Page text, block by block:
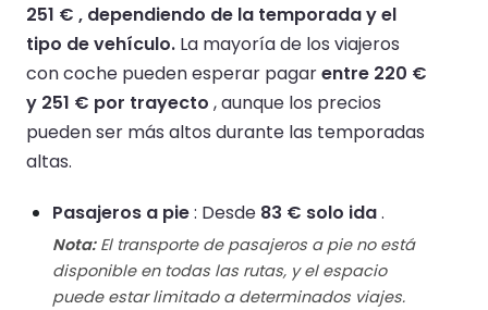
251 € , dependiendo de la temporada y el
tipo de vehículo. La mayoría de los viajeros
con coche pueden esperar pagarentre 220 €
y 251 € por trayecto , aunque los precios
pueden ser más altos durante las temporadas
altas.
Pasajeros a pie: Desde 83 € solo ida.
Nota:El transporte de pasajeros a pie no está
disponible en todas las rutas, y el espacio
puede estar limitado a determinados viajes.